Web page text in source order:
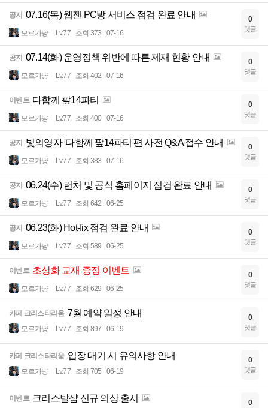
공지 07.16(목) 웹젠 PC방 서비스 점검 완료 안내
모르가냥 Lv.77 조회 373 07-16
0
댓글
공지 07.14(화) 운영정책 위반에 따른 제재 현황 안내
모르가냥 Lv.77 조회 402 07-16
0
댓글
이벤트 다함께 팦14파티
모르가냥 Lv.77 조회 400 07-16
0
댓글
공지 빛의영자 '다함께 팦14파티'편 사전 Q&A 접수 안내
모르가냥 Lv.77 조회 383 07-16
0
댓글
공지 06.24(수) 런처 및 공식 홈페이지 점검 완료 안내
모르가냥 Lv.77 조회 642 06-25
0
댓글
공지 06.23(화) Hot-fix 점검 완료 안내
모르가냥 Lv.77 조회 589 06-25
0
댓글
이벤트 초상화 교재 증정 이벤트
모르가냥 Lv.77 조회 629 06-25
0
댓글
카페 크리스타리움 7월 예약 일정 안내
모르가냥 Lv.77 조회 897 06-19
0
댓글
카페 크리스타리움 입장 대기 시 유의사항 안내
모르가냥 Lv.77 조회 705 06-19
0
댓글
이벤트 크리스탈샵 신규 의상 출시 0